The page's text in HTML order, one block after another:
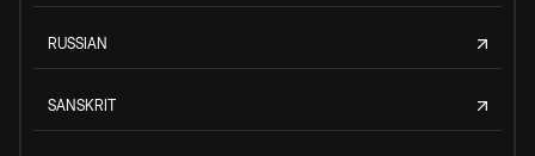
RUSSIAN
SANSKRIT